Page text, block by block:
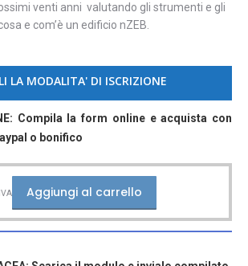
venti anni valutando gli strumenti e gli
e com’è un edificio nZEB.
LA MODALITA' DI ISCRIZIONE
Compila la form online e acquista con
o bonifico
Aggiungi al carrello